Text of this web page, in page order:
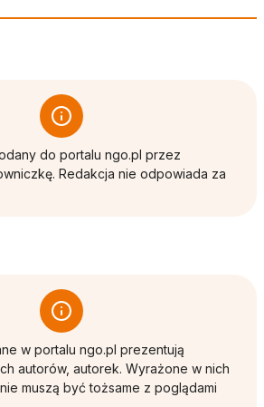
do portalu ngo.pl przez
Redakcja nie odpowiada za
w portalu ngo.pl prezentują
autorów, autorek. Wyrażone w nich
muszą być tożsame z poglądami